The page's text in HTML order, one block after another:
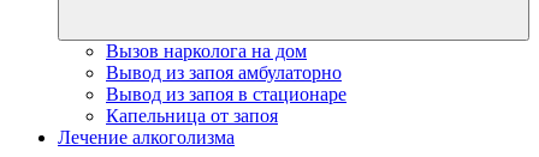
Вызов нарколога на дом
Вывод из запоя амбулаторно
Вывод из запоя в стационаре
Капельница от запоя
Лечение алкоголизма